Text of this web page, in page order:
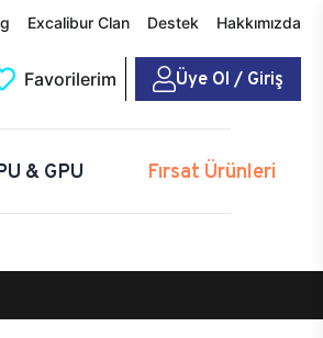
Excalibur Clan Destek Hakkımızda
Favorilerim Üye Ol / Giriş
& GPU Fırsat Ürünleri